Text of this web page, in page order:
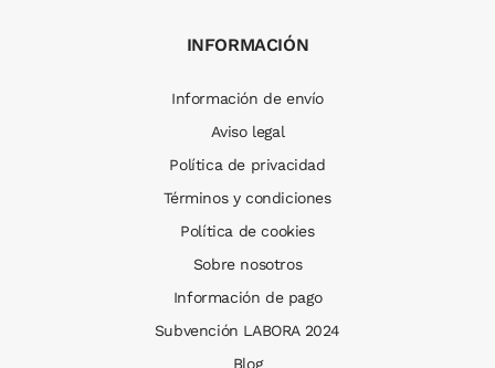
INFORMACIÓN
Información de envío
Aviso legal
Política de privacidad
Términos y condiciones
Política de cookies
Sobre nosotros
Información de pago
Subvención LABORA 2024
Blog